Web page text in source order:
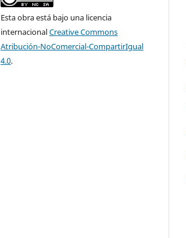
Esta obra está bajo una licencia
internacionalCreative Commons
Atribución-NoComercial-CompartirIgual
4.0.